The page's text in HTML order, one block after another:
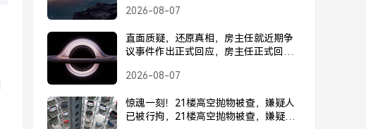
2026-08-07
直面质疑，还原真相，房主任就近期争
议事件作出正式回应，房主任正式回应
2026-08-07
惊魂一刻！21楼高空抛物被查，嫌疑人
已被行拘，21楼高空抛物被查，嫌疑人